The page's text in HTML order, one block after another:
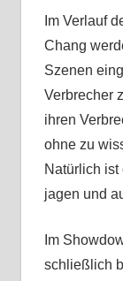
Im Verlauf
Chang
Szenen
Verbrecher
ihren
ohne zu
Natürlich
jagen und
Im
schließlich